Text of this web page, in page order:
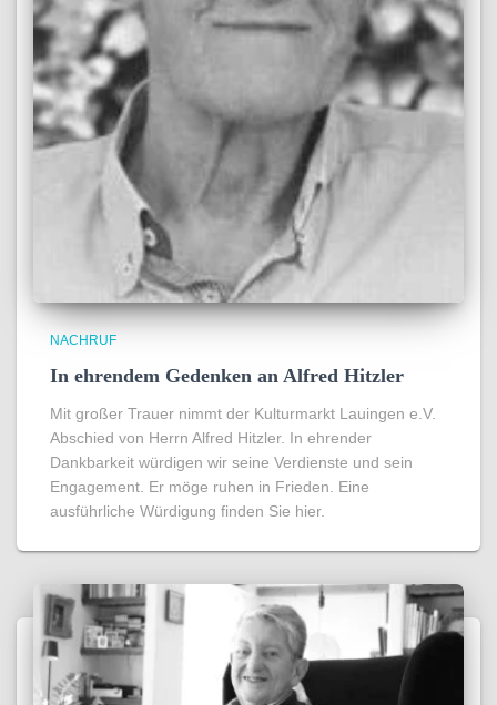
NACHRUF
In ehrendem Gedenken an Alfred Hitzler
Mit großer Trauer nimmt der Kulturmarkt Lauingen e.V.
Abschied von Herrn Alfred Hitzler. In ehrender
Dankbarkeit würdigen wir seine Verdienste und sein
Engagement. Er möge ruhen in Frieden. Eine
ausführliche Würdigung finden Sie hier.